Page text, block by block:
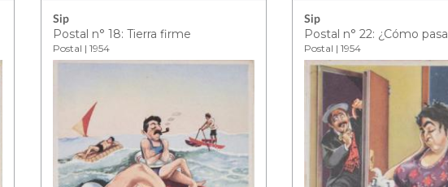
Sip
Postal n° 18: Tierra firme
Postal | 1954
Sip
Postal | 1954